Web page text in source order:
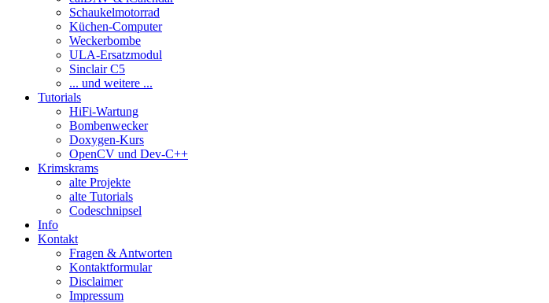
Schaukelmotorrad
Küchen-Computer
Weckerbombe
ULA-Ersatzmodul
Sinclair C5
... und weitere ...
Tutorials
HiFi-Wartung
Bombenwecker
Doxygen-Kurs
OpenCV und Dev-C++
Krimskrams
alte Projekte
alte Tutorials
Codeschnipsel
Info
Kontakt
Fragen & Antworten
Kontaktformular
Disclaimer
Impressum